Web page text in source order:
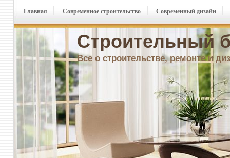
Строительный
Все о строительстве, ремонте и
Главная Современное строительство Современный дизайн